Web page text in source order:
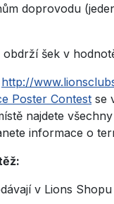
doprovodu
šek v
http://
Poster Contest se
najdete
informace o
v Lions